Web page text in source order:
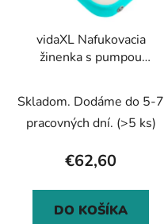
vidaXL Nafukovacia
žinenka s pumpou
zelená
Skladom. Dodáme do 5-7
pracovných dní. (>5 ks)
€62,60
DO KOŠÍKA